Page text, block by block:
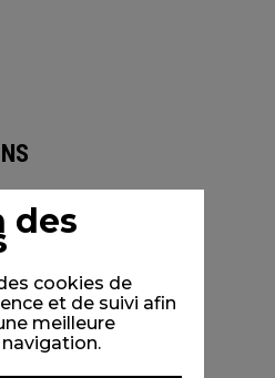
des
cookies de
et de suivi afin
meilleure